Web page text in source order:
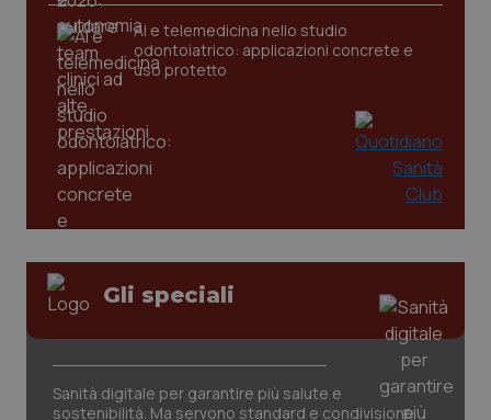
AI e telemedicina nello studio
odontoiatrico: applicazioni concrete e
uso protetto
Gli speciali
Sanità digitale per garantire più salute e
sostenibilità. Ma servono standard e condivisione
CookieScriptConsent
tracking-enable
www.quotidianosanita.it